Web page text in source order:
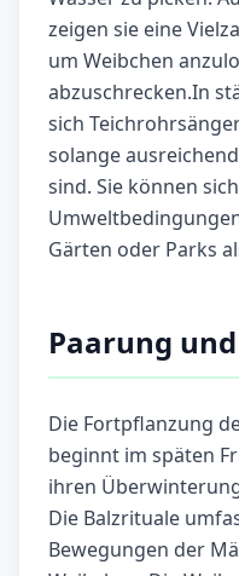
zeigen sie eine
um Weibchen
abzuschrecken.In
sich
solange
sind. Sie können
Gärten oder Parks
Paarung
Die Fortpflanzung
beginnt im späten
ihren
Die Balzrituale
Bewegungen der